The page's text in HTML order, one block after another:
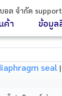
อล จำกัด
ค้า ข้อมูล
seal |